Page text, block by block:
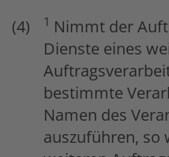
1 Nimmt der
Dienste eines
bestimmte
Namen des
auszuführen, so